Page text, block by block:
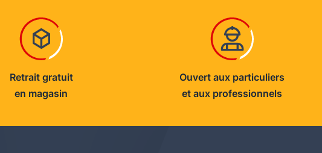
Retrait gratuit
en magasin
Ouvert aux particuliers
et aux professionnels